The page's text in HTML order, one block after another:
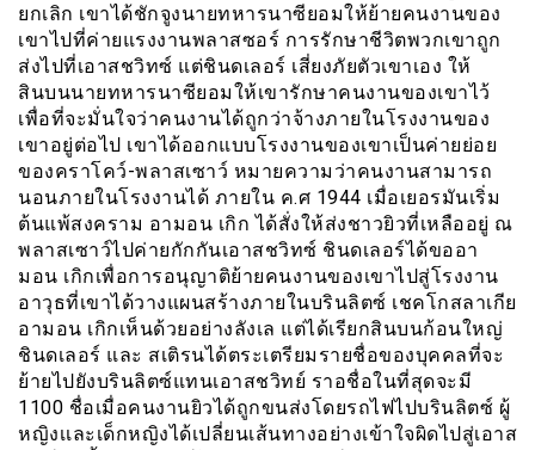
ยกเลิก เขาได้ชักจูงนายทหารนาซียอมให้ย้ายคนงานของ
เขาไปที่ค่ายแรงงานพลาสซอร์ การรักษาชีวิตพวกเขาถูก
ส่งไปที่เอาสชวิทซ์ แต่ชินดเลอร์ เสี่ยงภัยตัวเขาเอง ให้
สินบนนายทหารนาซียอมให้เขารักษาคนงานของเขาไว้
เพื่อที่จะมั่นใจว่าคนงานได้ถูกว่าจ้างภายในโรงงานของ
เขาอยู่ต่อไป เขาได้ออกแบบโรงงานของเขาเป็นค่ายย่อย
ของคราโคว์-พลาสเซาว์ หมายความว่าคนงานสามารถ
นอนภายในโรงงานได้ ภายใน ค.ศ 1944 เมื่อเยอรมันเริ่ม
ต้นแพ้สงคราม อามอน เกิก ได้สั่งให้ส่งชาวยิวที่เหลืออยู่ ณ
พลาสเซาว์ไปค่ายกักกันเอาสชวิทซ์ ชินดเลอร์ได้ขออา
มอน เกิกเพื่อการอนุญาติย้ายคนงานของเขาไปสู่โรงงาน
อาวุธที่เขาได้วางแผนสร้างภายในบรินลิตซ์ เชคโกสลาเกีย
อามอน เกิกเห็นด้วยอย่างลังเล แต่ได้เรียกสินบนก้อนใหญ่
ชินดเลอร์ และ สเติรนได้ตระเตรียมรายชื่อของบุคคลที่จะ
ย้ายไปยังบรินลิตซ์แทนเอาสชวิทย์ ราอชื่อในที่สุดจะมี
1100 ชื่อเมื่อคนงานยิวได้ถูกขนส่งโดยรถไฟไปบรินลิตซ์ ผู้
หญิงเเละเด็กหญิงได้เปลี่ยนเส้นทางอย่างเข้าใจผิดไปสู่เอาส